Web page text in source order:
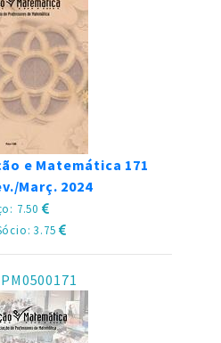
e Matemática 171
Març. 2024
7.50
3.75